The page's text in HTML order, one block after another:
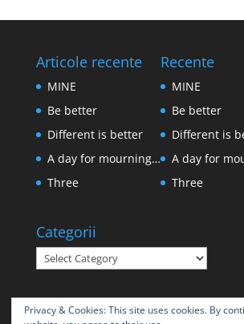
Articole recente
MINE
Be better
Different is better
A day for mourning…
Three
Recente
MINE
Be better
Different is
A day for
Three
Categorii
Categorii
Privacy & Cookies: This site uses cookies. By